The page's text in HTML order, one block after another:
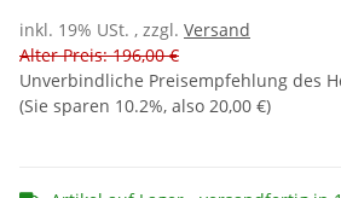
inkl. 19% USt. , zzgl. Versand
Alter Preis: 196,00 €
Unverbindliche Preisempfehlung des
(Sie sparen 10.2%, also 20,00 €)